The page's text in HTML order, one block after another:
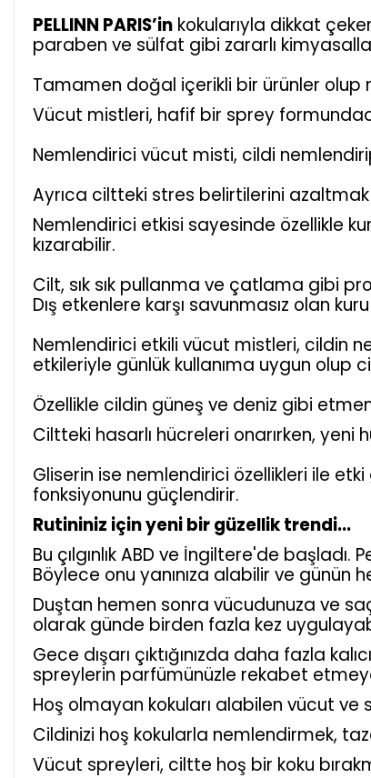
PELLINN PARIS’in kokularıyla dikkat
paraben ve sülfat gibi zararlı
Tamamen doğal içerikli bir ürünler olup
Vücut mistleri, hafif bir sprey
Nemlendirici vücut misti, cildi
Ayrıca ciltteki stres belirtilerini
Nemlendirici etkisi sayesinde özellikle
kızarabilir.
Cilt, sık sık pullanma ve çatlama gibi
Dış etkenlere karşı savunmasız olan
Nemlendirici etkili vücut mistleri, cildin
etkileriyle günlük kullanıma uygun olup
Özellikle cildin güneş ve deniz gibi
Ciltteki hasarlı hücreleri onarırken,
Gliserin ise nemlendirici özellikleri ile
fonksiyonunu güçlendirir.
Rutininiz için yeni bir güzellik trendi...
Bu çılgınlık ABD ve İngiltere'de
Böylece onu yanınıza alabilir ve günün
Duştan hemen sonra vücudunuza ve
olarak günde birden fazla kez
Gece dışarı çıktığınızda daha fazla
spreylerin parfümünüzle rekabet
Hoş olmayan kokuları alabilen vücut ve
Cildinizi hoş kokularla nemlendirmek,
Vücut spreyleri, ciltte hoş bir koku